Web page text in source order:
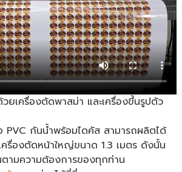
ยเครื่องตัดพาสม่า และเครื่องขึ้นรูปตัว
PVC กันน้ำพร้อมไดคัส สามารถผลิตได้
รื่องตัดหน้าใหญ่ขนาด 1.3 เมตร ดังนั้น
ามความต้องการของทุกท่าน